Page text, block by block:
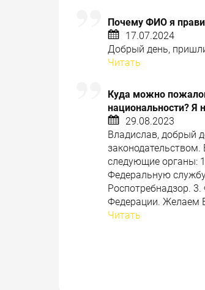
Почему ФИО я
17.07.2024
Добрый день,
Читать
Куда можно
национальности? Я
29.08.2023
Владислав, добрый
следующие органы:
Федеральную
Роспотребнадзор.
Федерации. Желаем
Читать